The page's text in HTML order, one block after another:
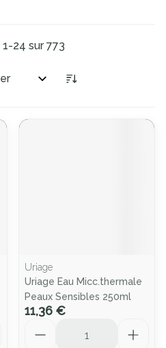
1-24 sur773
Uriage
Uriage Eau Micc.thermale
Peaux Sensibles 250ml
11,36 €